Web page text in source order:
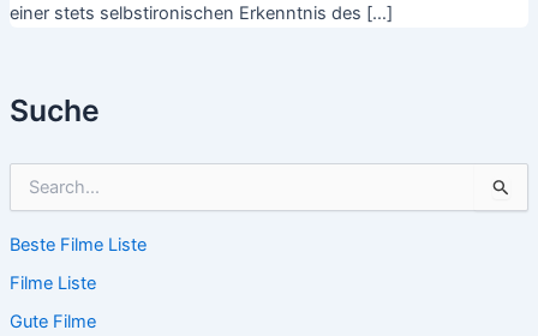
Suche
h
n
n
Beste Filme Liste
Filme Liste
Gute Filme
einer stets selbstironischen Erkenntnis des […]